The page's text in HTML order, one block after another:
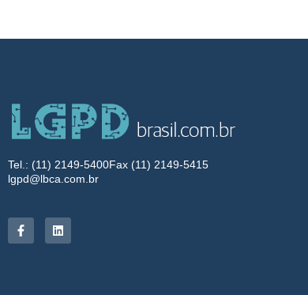
Tel.: (11) 2149-5400Fax (11) 2149-5415
lgpd@lbca.com.br